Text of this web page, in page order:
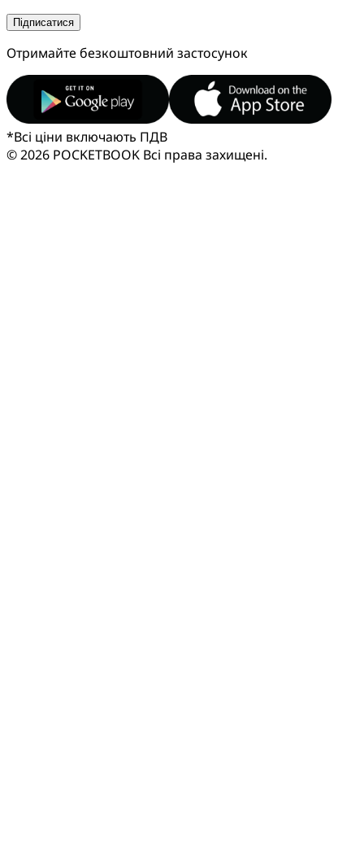
Підписатися
Отримайте безкоштовний застосунок
*Всі ціни включають ПДВ
© 2026 POCKETBOOK Всі права захищені.